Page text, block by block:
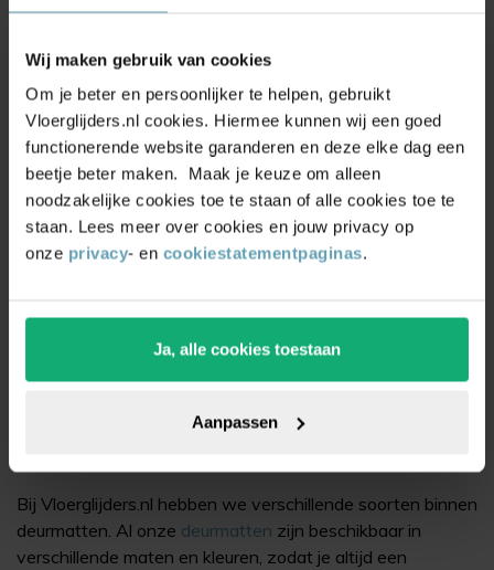
Wij maken gebruik van cookies
Om je beter en persoonlijker te helpen, gebruikt
Vloerglijders.nl cookies. Hiermee kunnen wij een goed
functionerende website garanderen en deze elke dag een
beetje beter maken. Maak je keuze om alleen
noodzakelijke cookies toe te staan of alle cookies toe te
staan. Lees meer over cookies en jouw privacy op
onze privacy- en cookiestatementpaginas.
Ja, alle cookies toestaan
Aanpassen
deurmat?
Een deurmat voor in huis is meer dan alleen een
schoon en netjes te houden. Bij Vloerglijders.nl bieden we
binnen deurmatten van hoge kwaliteit, specifiek
droogloopmatten die vocht efficiënt absorberen. Dit
betekent minder natte vloeren en minder schoonmaaktijd
voor jou.
Droogloopmatten houden vocht en vuil tegen, zodat je
Investeer in een goede binnen deurmat en geniet van een
schone entree, ongeacht het weer buiten. Profiteer van
Bij Vloerglijders.nl hebben we verschillende soorten binnen
deurmatten. Al onze deurmatten zijn beschikbaar in
verschillende maten en kleuren, zodat je altijd een